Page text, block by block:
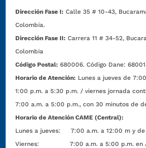
Dirección Fase I: Calle 35 # 10-43,
Colombia.
Dirección Fase II: Carrera 11 # 34-52,
Colombia
Código Postal: 680006. Código Dane:
Horario de Atención: Lunes a jueves de
1:00 p.m. a 5:30 p.m. / viernes jornada
7:00 a.m. a 5:00 p.m., con 30 minutos de
Horario de Atención CAME (Central):
Lunes a jueves: 7:00 a.m. a 12:00 m y de
Viernes: 7:00 a.m. a 5:00 p.m. en